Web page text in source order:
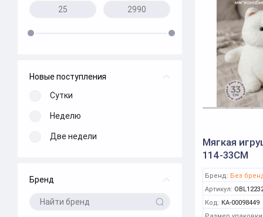
Новые поступления
Сутки
Неделю
Две недели
Бренд
Мягкая
114-33CM
Бренд: Без
Артикул:
Код: КА-00098449